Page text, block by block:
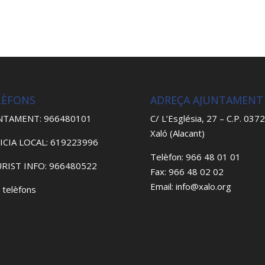
966480101
LOCAL: 619223996
INFO: 966480522
telèfons
ADREÇA AJUNTAMENT
C/ L’Església, 27 – C.P.
Xaló (Alacant)
Telèfon: 966 48 01 01
Fax: 966 48 02 02
Email: info@xalo.org